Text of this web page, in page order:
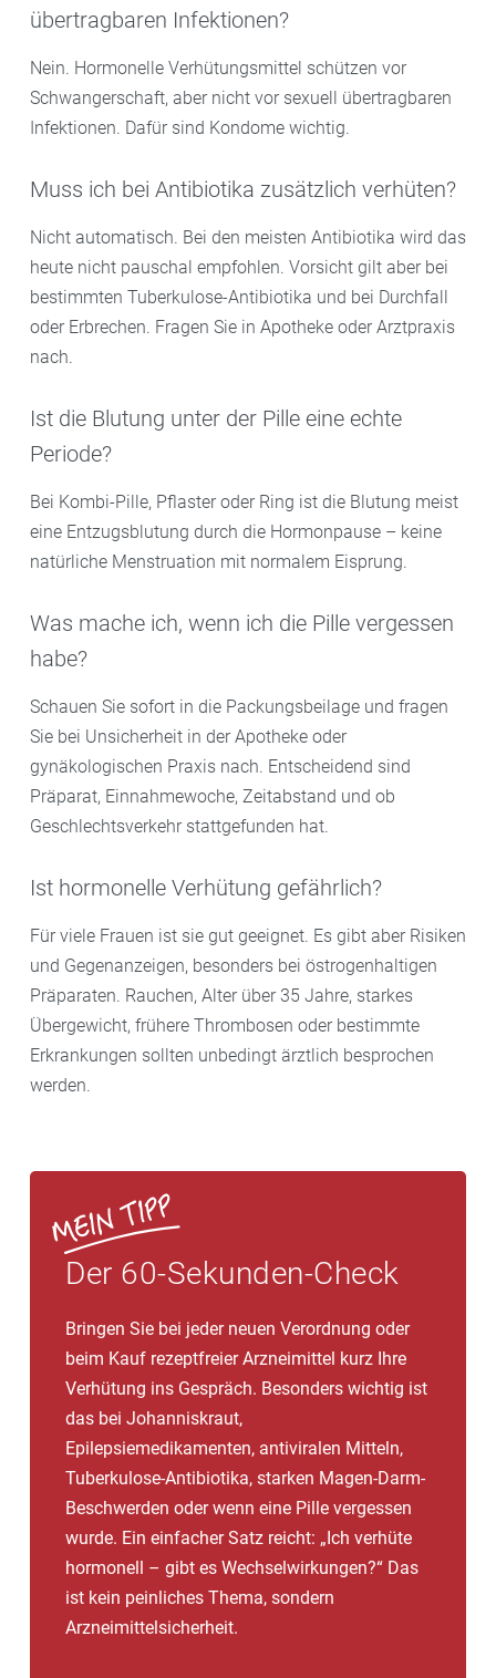
übertragbaren Infektionen?
Nein. Hormonelle Verhütungsmittel schützen vor
Schwangerschaft, aber nicht vor sexuell übertragbaren
Infektionen. Dafür sind Kondome wichtig.
Muss ich bei Antibiotika zusätzlich verhüten?
Nicht automatisch. Bei den meisten Antibiotika wird das
heute nicht pauschal empfohlen. Vorsicht gilt aber bei
bestimmten Tuberkulose-Antibiotika und bei Durchfall
oder Erbrechen. Fragen Sie in Apotheke oder Arztpraxis
nach.
Ist die Blutung unter der Pille eine echte
Periode?
Bei Kombi-Pille, Pflaster oder Ring ist die Blutung meist
eine Entzugsblutung durch die Hormonpause – keine
natürliche Menstruation mit normalem Eisprung.
Was mache ich, wenn ich die Pille vergessen
habe?
Schauen Sie sofort in die Packungsbeilage und fragen
Sie bei Unsicherheit in der Apotheke oder
gynäkologischen Praxis nach. Entscheidend sind
Präparat, Einnahmewoche, Zeitabstand und ob
Geschlechtsverkehr stattgefunden hat.
Ist hormonelle Verhütung gefährlich?
Für viele Frauen ist sie gut geeignet. Es gibt aber Risiken
und Gegenanzeigen, besonders bei östrogenhaltigen
Präparaten. Rauchen, Alter über 35 Jahre, starkes
Übergewicht, frühere Thrombosen oder bestimmte
Erkrankungen sollten unbedingt ärztlich besprochen
werden.
Der 60-Sekunden-Check
Bringen Sie bei jeder neuen Verordnung oder
beim Kauf rezeptfreier Arzneimittel kurz Ihre
Verhütung ins Gespräch. Besonders wichtig ist
das bei Johanniskraut,
Epilepsiemedikamenten, antiviralen Mitteln,
Tuberkulose-Antibiotika, starken Magen-Darm-
Beschwerden oder wenn eine Pille vergessen
wurde. Ein einfacher Satz reicht: „Ich verhüte
hormonell – gibt es Wechselwirkungen?“ Das
ist kein peinliches Thema, sondern
Arzneimittelsicherheit.